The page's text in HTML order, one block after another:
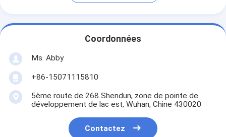
Coordonnées
Ms. Abby
+86-15071115810
5ème route de 268 Shendun, zone de pointe de
développement de lac est, Wuhan, Chine 430020
Contactez